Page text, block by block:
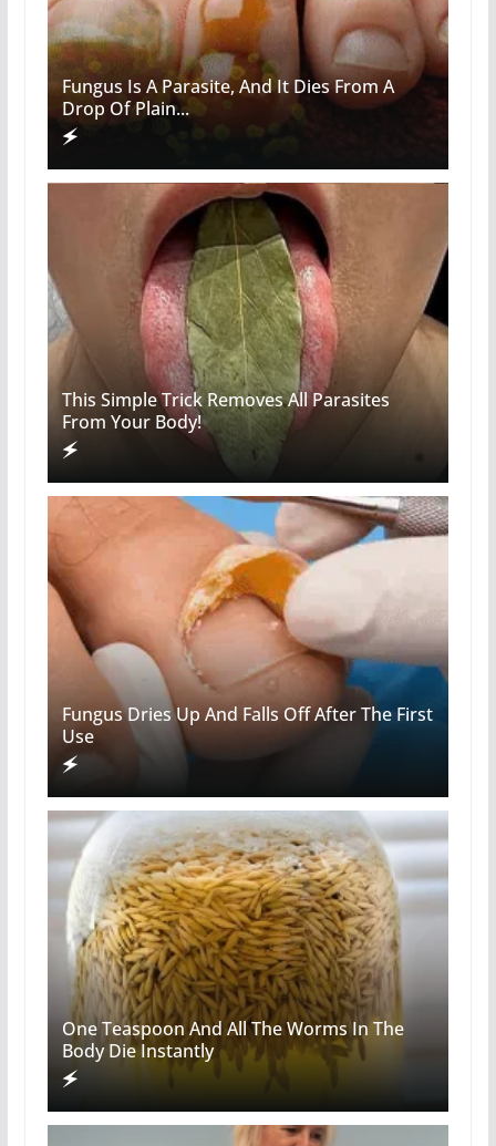
Fungus Is A Parasite, And It Dies From A
Drop Of Plain...
This Simple Trick Removes All Parasites
From Your Body!
Fungus Dries Up And Falls Off After The First
Use
One Teaspoon And All The Worms In The
Body Die Instantly